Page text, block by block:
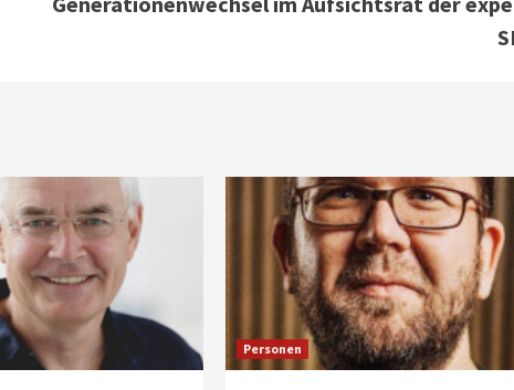
Personen